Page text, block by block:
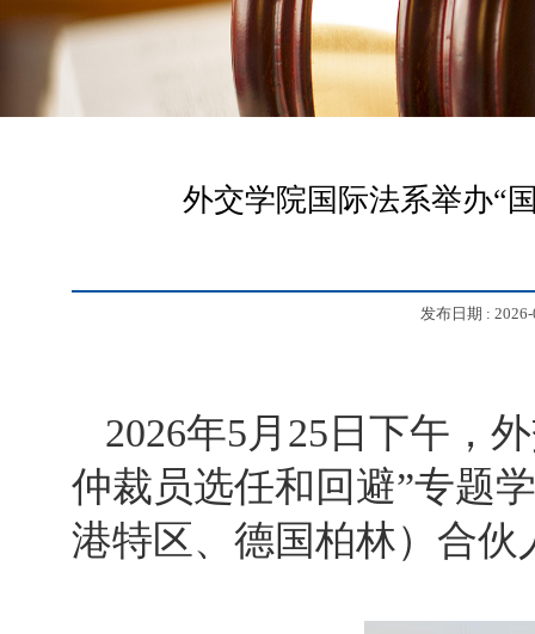
外交学院国际法系举办“
发布日期 :
2026年5月25日下午，
仲裁员选任和回避”专题
港特区、德国柏林）合